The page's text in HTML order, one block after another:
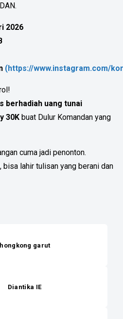
2026
(https://www.instagram.com/
berhadiah uang tunai
30K buat Dulur Komandan yang
cuma jadi penonton.
bisa lahir tulisan yang berani dan
hongkong garut
Diantika IE